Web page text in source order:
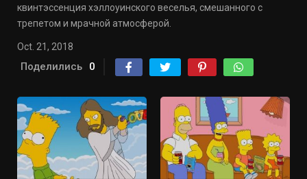
квинтэссенция хэллоуинского веселья, смешанного с
трепетом и мрачной атмосферой.
Oct. 21, 2018
Поделились 0